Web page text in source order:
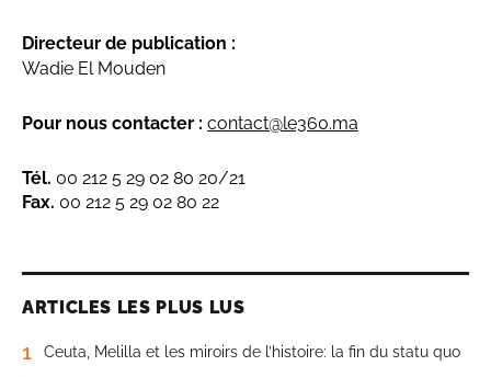
Directeur de publication :
Wadie El Mouden
Pour nous contacter : contact@le360.ma
Tél. 00 212 5 29 02 80 20/21
Fax. 00 212 5 29 02 80 22
ARTICLES LES PLUS LUS
1 Ceuta, Melilla et les miroirs de l’histoire: la fin du statu quo